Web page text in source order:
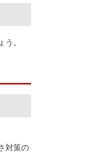
。
対策の